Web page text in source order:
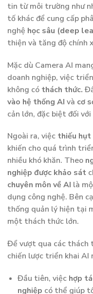
tin từ môi trường như
tố khác để cung cấp
nghệ học sâu (deep
thiện và tăng độ chính
Mặc dù Camera AI
doanh nghiệp, việc
không có thách thức.
vào hệ thống AI và cơ
cản lớn, đặc biệt đối
Ngoài ra, việc thiếu hụt
khiến cho quá trình
nhiều khó khăn. Theo
nghiệp được khảo sát
chuyên môn về AI là
dụng công nghệ. Bên
thống quản lý hiện tại
một thách thức lớn.
Để vượt qua các thách
chiến lược triển khai AI
Đầu tiên, việc hợp
nghiệp có thể giúp